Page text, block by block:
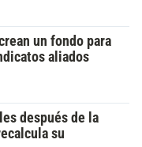
un fondo para
aliados
después de la
su